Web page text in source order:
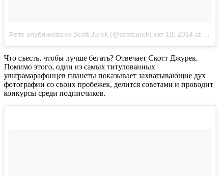
Фото опубликовано Scott Jurek (@scottjurek) окт 10, 2014 at 8:17 PDT
Что съесть, чтобы лучше бегать? Отвечает Скотт Джурек.
Помимо этого, один из самых титулованных
ультрамарафонцев планеты показывает захватывающие дух
фотографии со своих пробежек, делится советами и проводит
конкурсы среди подписчиков.